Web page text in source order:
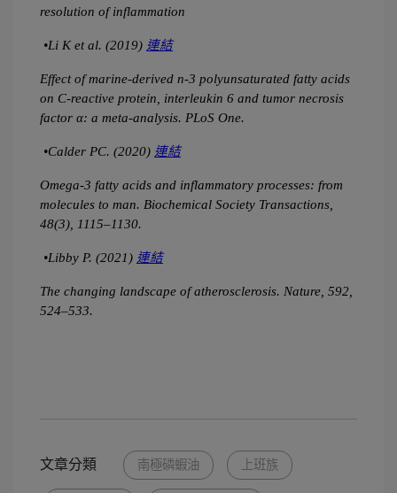
resolution of inflammation
•Li K et al. (2019) 連結
Effect of marine-derived n-3 polyunsaturated fatty acids
on C-reactive protein, interleukin 6 and tumor necrosis
factor α: a meta-analysis. PLoS One.
•Calder PC. (2020) 連結
Omega-3 fatty acids and inflammatory processes: from
molecules to man. Biochemical Society Transactions,
48(3), 1115–1130.
•Libby P. (2021) 連結
The changing landscape of atherosclerosis. Nature, 592,
524–533.
文章分類 南極磷蝦油 上班族